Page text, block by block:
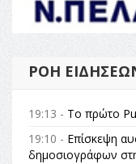
ΡΟΉ
19:13 - Το πρώτο
19:10 - Επίσκεψη
δημοσιογράφων